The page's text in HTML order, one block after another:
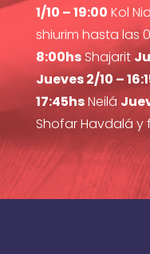
1/10 – 19:00 Kol
shiurim hasta las
8:00hsShajarit
Jueves 2/10 –
17:45hsNeilá
Shofar Havdalá y